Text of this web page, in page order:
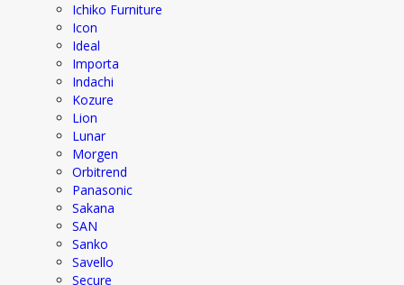
Ichiko Furniture
Icon
Ideal
Importa
Indachi
Kozure
Lion
Lunar
Morgen
Orbitrend
Panasonic
Sakana
SAN
Sanko
Savello
Secure